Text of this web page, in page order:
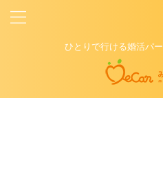
ひとりで行ける婚活パ